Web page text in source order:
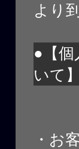
より
●【
いて】
・お